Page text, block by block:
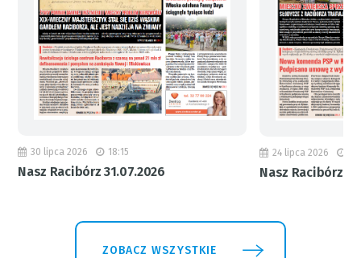
30 lipca 2026 18:15
Nasz Racibórz 31.07.2026
24 lipca 2026
Nasz Racibórz
ZOBACZ WSZYSTKIE